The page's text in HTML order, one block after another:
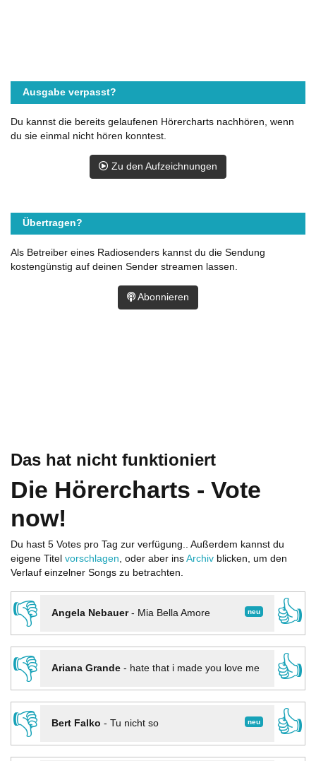
Das hat nicht funktioniert
Die Hörercharts - Vote
now!
Du hast 5 Votes pro Tag zur verfügung.. Außerdem kannst du
eigene Titel vorschlagen, oder aber ins Archiv blicken, um den
Verlauf einzelner Songs zu betrachten.
👎 neu
Angela Nebauer- Mia Bella Amore
👍
👎
Ariana Grande- hate that i made you love me
👍
👎
neu
Bert Falko - Tu nicht so
👍
Ausgabe verpasst?
Du kannst die bereits gelaufenen Hörercharts nachhören, wenn
du sie einmal nicht hören konntest.
Zu den Aufzeichnungen
Übertragen?
Als Betreiber eines Radiosenders kannst du die Sendung
kostengünstig auf deinen Sender streamen lassen.
Abonnieren